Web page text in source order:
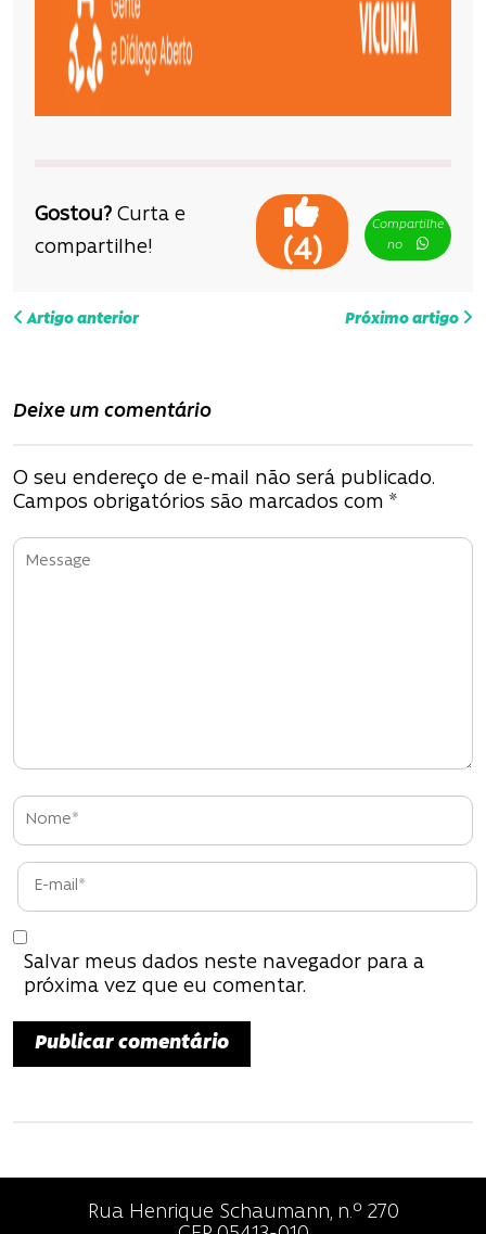
Gostou? Curta e
compartilhe!
(4)
Compartilhe
no
N
v
g
a
ç
P
o
s
t
Artigo anterior Próximo artigo
Deixe um comentário
O seu endereço de e-mail não será publicado.
Campos obrigatórios são marcados com *
Salvar meus dados neste navegador para a
próxima vez que eu comentar.
Rua Henrique Schaumann, n.º 270